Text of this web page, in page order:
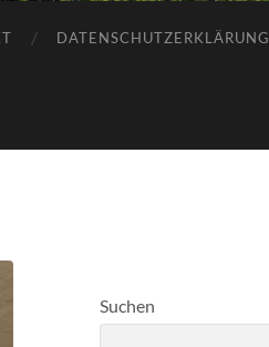
DATENSCHUTZERKLÄRUNG
Suchen